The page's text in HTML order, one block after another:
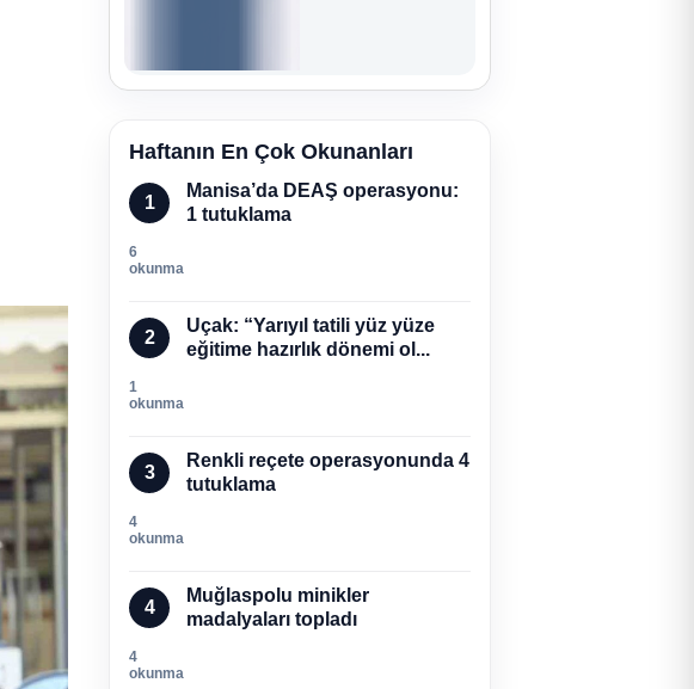
Haftanın En Çok Okunanları
1
Manisa’da DEAŞ operasyonu:
1 tutuklama
6
okunma
2
Uçak: “Yarıyıl tatili yüz yüze
eğitime hazırlık dönemi ol...
1
okunma
3
Renkli reçete operasyonunda 4
tutuklama
4
okunma
4
Muğlaspolu minikler
madalyaları topladı
4
okunma